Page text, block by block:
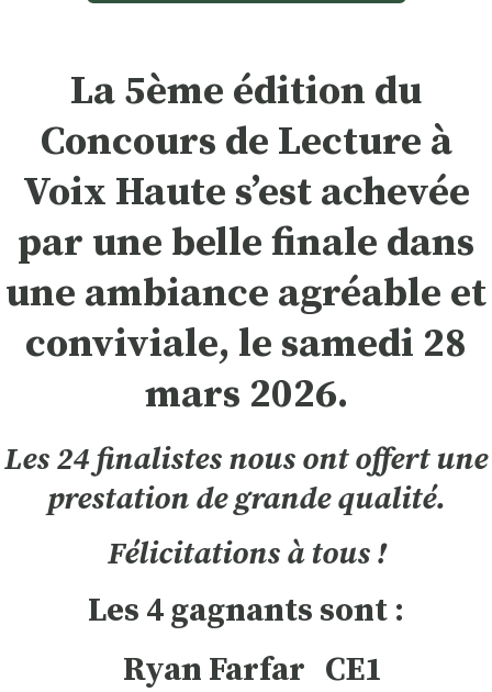
La 5ème édition du
Concours de Lecture à
Voix Haute s’est achevée
par une belle finale dans
une ambiance agréable et
conviviale, le samedi 28
mars 2026.
Les 24 finalistes nous ont offert une
prestation de grande qualité.
Félicitations à tous !
Les 4 gagnants sont :
Ryan Farfar CE1